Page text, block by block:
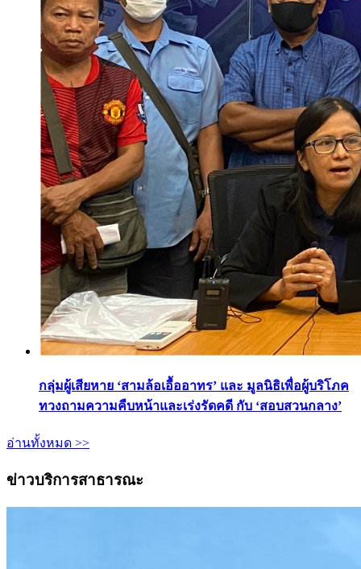
กลุ่มผู้เสียหาย ‘สามล้อเอื้ออาทร’ และ มูลนิธิเพื่อผู้บริโภค
ทวงถามความคืบหน้าและเร่งรัดคดี กับ ‘สอบสวนกลาง’
อ่านทั้งหมด >>
ข่าวบริการสาธารณะ